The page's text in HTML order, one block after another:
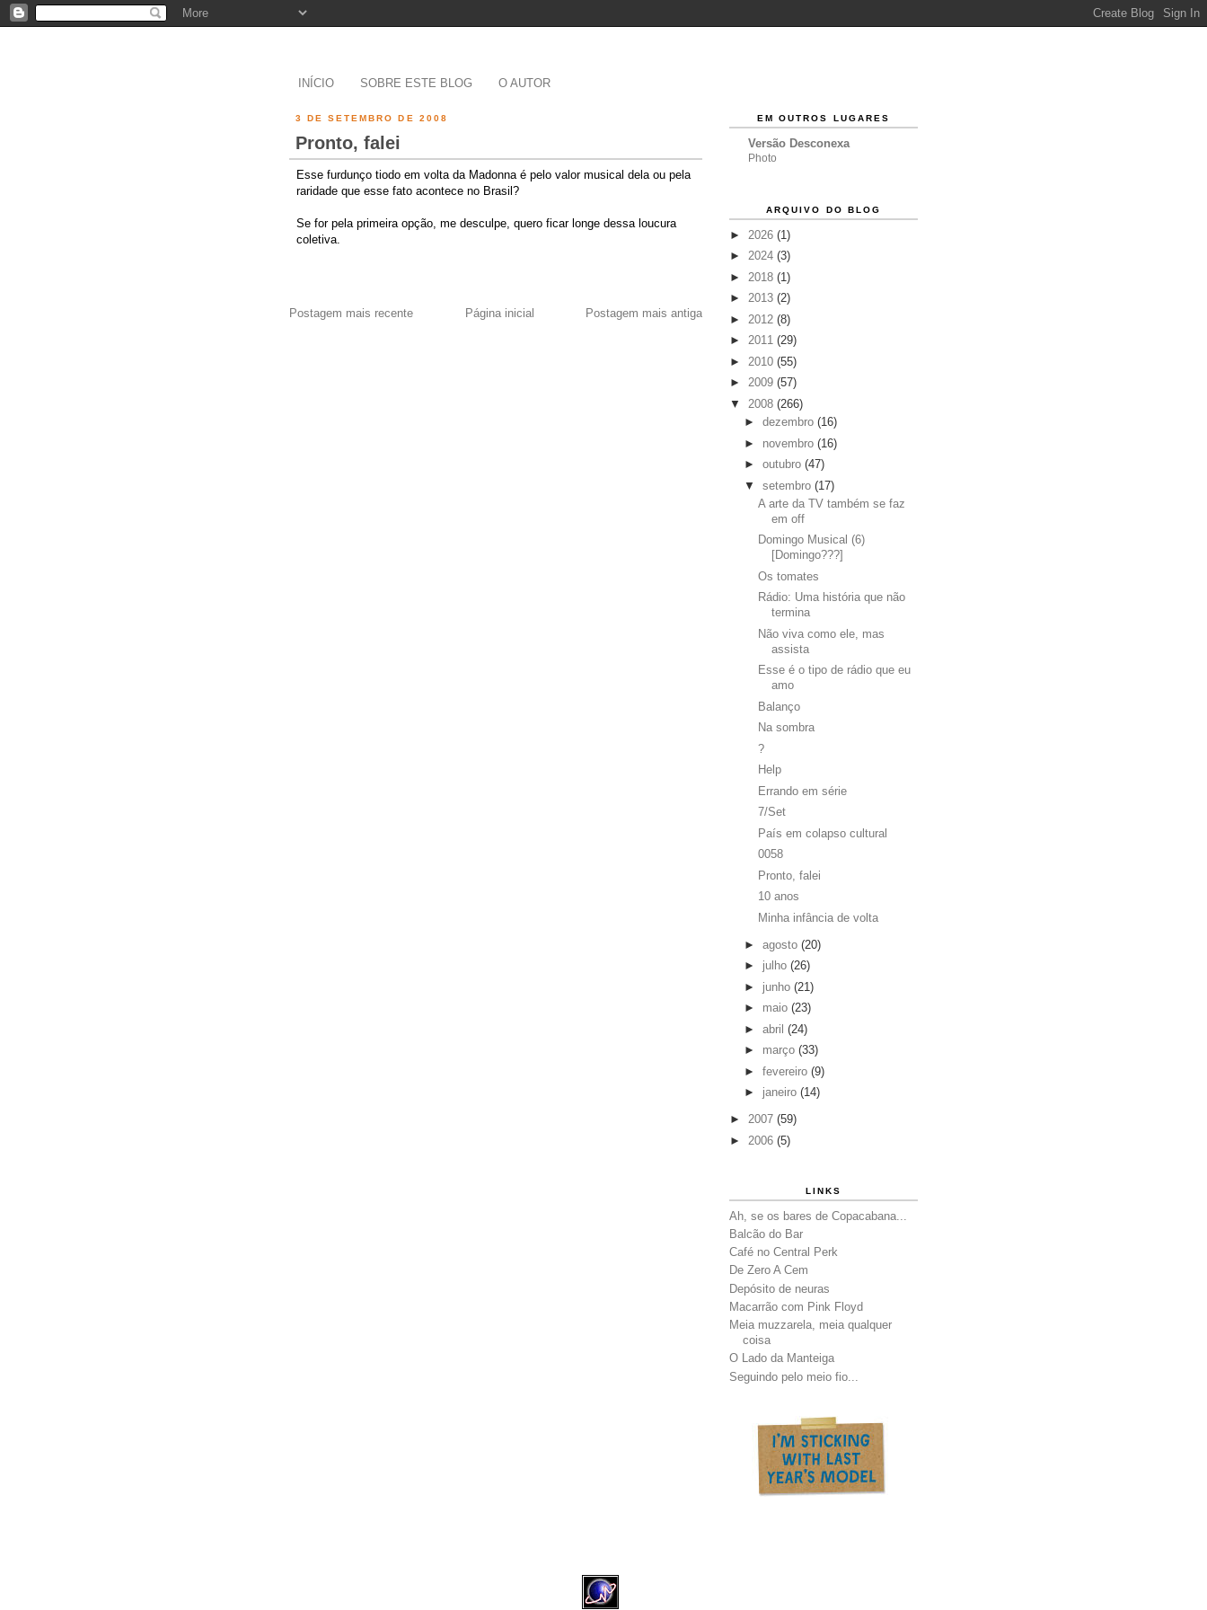
INÍCIO SOBRE ESTE BLOG O AUTOR
3 DE SETEMBRO DE 2008
Pronto, falei
Esse furdunço tiodo em volta da Madonna é pelo valor musical dela ou pela
raridade que esse fato acontece no Brasil?
Se for pela primeira opção, me desculpe, quero ficar longe dessa loucura
coletiva.
Postagem mais recente Postagem mais antiga
Página inicial
EM OUTROS LUGARES
Versão Desconexa
Photo
ARQUIVO DO BLOG
► 2026 (1)
► 2024 (3)
► 2018 (1)
► 2013 (2)
► 2012 (8)
► 2011 (29)
► 2010 (55)
► 2009 (57)
▼ 2008 (266)
► dezembro (16)
► novembro (16)
► outubro (47)
▼ setembro (17)
A arte da TV também se faz
em off
Domingo Musical (6)
[Domingo???]
Os tomates
Rádio: Uma história que não
termina
Não viva como ele, mas
assista
Esse é o tipo de rádio que eu
amo
Balanço
Na sombra
?
Help
Errando em série
7/Set
País em colapso cultural
0058
Pronto, falei
10 anos
Minha infância de volta
► agosto (20)
► julho (26)
► junho (21)
► maio (23)
► abril (24)
► março (33)
► fevereiro (9)
► janeiro (14)
► 2007 (59)
► 2006 (5)
LINKS
Ah, se os bares de Copacabana...
Balcão do Bar
Café no Central Perk
De Zero A Cem
Depósito de neuras
Macarrão com Pink Floyd
Meia muzzarela, meia qualquer
coisa
O Lado da Manteiga
Seguindo pelo meio fio...